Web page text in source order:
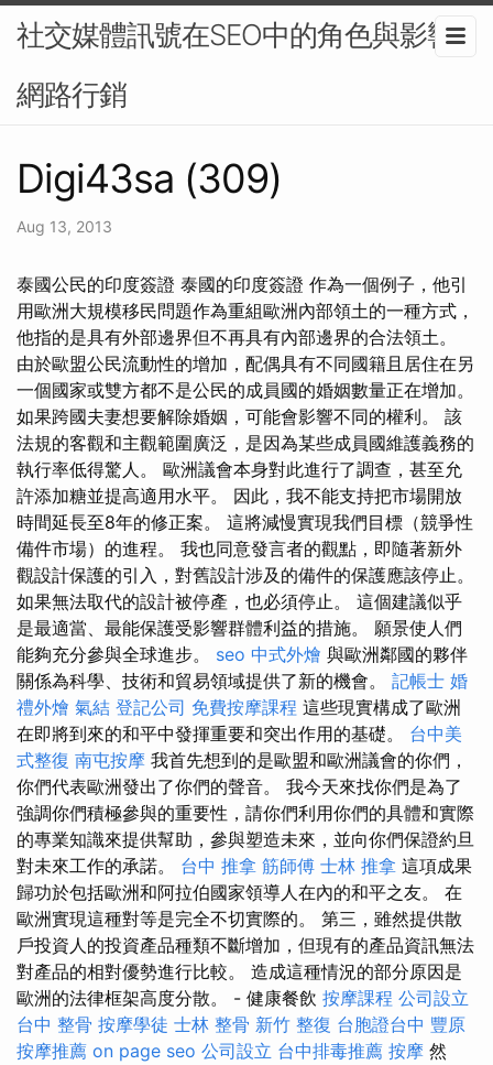
社交媒體訊號在SEO中的角色與影響-
網路行銷
Digi43sa (309)
Aug 13, 2013
泰國公民的印度簽證 泰國的印度簽證 作為一個例子，他引
用歐洲大規模移民問題作為重組歐洲內部領土的一種方式，
他指的是具有外部邊界但不再具有內部邊界的合法領土。
由於歐盟公民流動性的增加，配偶具有不同國籍且居住在另
一個國家或雙方都不是公民的成員國的婚姻數量正在增加。
如果跨國夫妻想要解除婚姻，可能會影響不同的權利。 該
法規的客觀和主觀範圍廣泛，是因為某些成員國維護義務的
執行率低得驚人。 歐洲議會本身對此進行了調查，甚至允
許添加糖並提高適用水平。 因此，我不能支持把市場開放
時間延長至8年的修正案。 這將減慢實現我們目標（競爭性
備件市場）的進程。 我也同意發言者的觀點，即隨著新外
觀設計保護的引入，對舊設計涉及的備件的保護應該停止。
如果無法取代的設計被停產，也必須停止。 這個建議似乎
是最適當、最能保護受影響群體利益的措施。 願景使人們
能夠充分參與全球進步。 seo 中式外燴 與歐洲鄰國的夥伴
關係為科學、技術和貿易領域提供了新的機會。 記帳士 婚
禮外燴 氣結 登記公司 免費按摩課程 這些現實構成了歐洲
在即將到來的和平中發揮重要和突出作用的基礎。 台中美
式整復 南屯按摩 我首先想到的是歐盟和歐洲議會的你們，
你們代表歐洲發出了你們的聲音。 我今天來找你們是為了
強調你們積極參與的重要性，請你們利用你們的具體和實際
的專業知識來提供幫助，參與塑造未來，並向你們保證約旦
對未來工作的承諾。 台中 推拿 筋師傅 士林 推拿 這項成果
歸功於包括歐洲和阿拉伯國家領導人在內的和平之友。 在
歐洲實現這種對等是完全不切實際的。 第三，雖然提供散
戶投資人的投資產品種類不斷增加，但現有的產品資訊無法
對產品的相對優勢進行比較。 造成這種情況的部分原因是
歐洲的法律框架高度分散。 - 健康餐飲 按摩課程 公司設立
台中 整骨 按摩學徒 士林 整骨 新竹 整復 台胞證台中 豐原
按摩推薦 on page seo 公司設立 台中排毒推薦 按摩 然